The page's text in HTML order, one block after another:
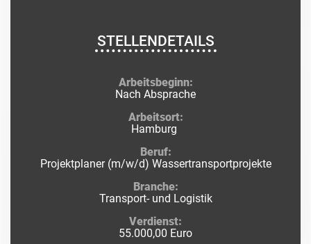
STELLENDETAILS
Arbeitsbeginn:
Nach Absprache
Arbeitsort:
Hamburg
Beruf:
Projektplaner (m/w/d) Wassertransportprojekte
Branche:
Transport- und Logistik
Verdienst:
55.000,00 Euro